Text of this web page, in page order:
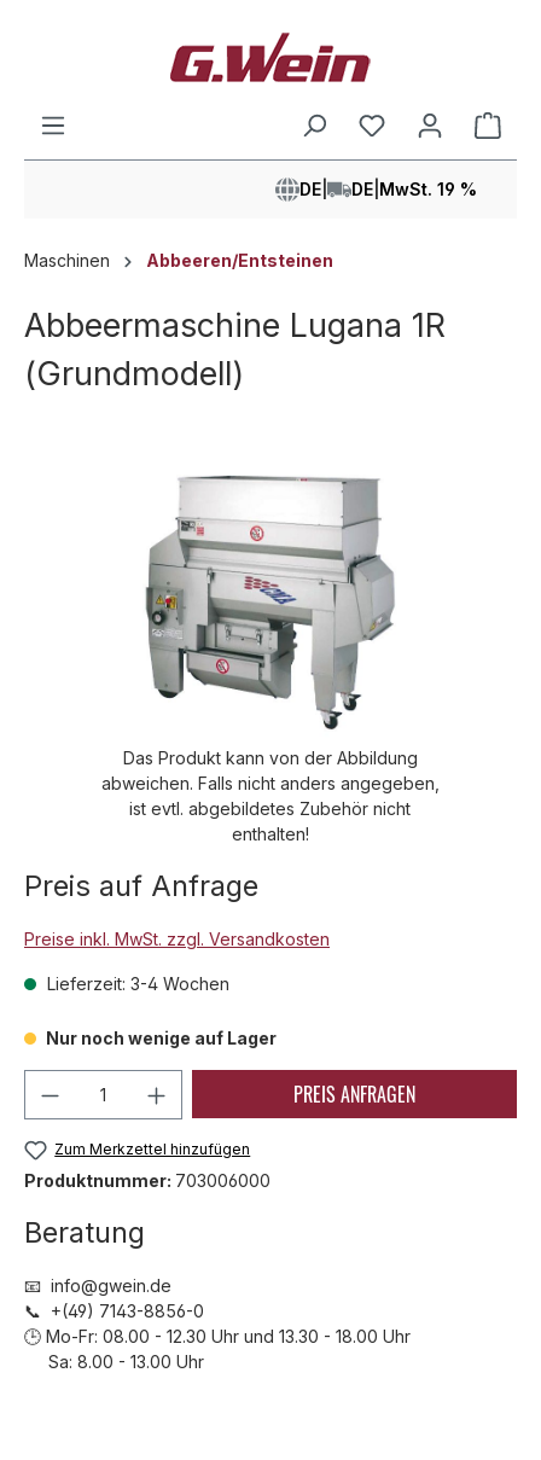
DE DE MwSt. 19 %
Maschinen Abbeeren/Entsteinen
Abbeermaschine Lugana 1R
(Grundmodell)
Bildergalerie überspringen
Das Produkt kann von der Abbildung
abweichen. Falls nicht anders angegeben,
ist evtl. abgebildetes Zubehör nicht
enthalten!
Preis auf Anfrage
Preise inkl. MwSt. zzgl. Versandkosten
Lieferzeit: 3-4 Wochen
Nur noch wenige auf Lager
Produkt Anzahl: Gib denPREIS ANFRAGEN
Zum Merkzettel hinzufügen
Produktnummer: 703006000
Beratung
📧 info@gwein.de
📞 +(49) 7143-8856-0
🕒 Mo-Fr: 08.00 - 12.30 Uhr und 13.30 - 18.00 Uhr
Sa: 8.00 - 13.00 Uhr